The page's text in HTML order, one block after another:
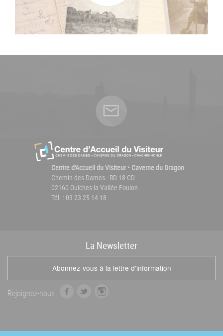
Centre d'Accueil du Visiteur • Caverne du Dragon
Chemin des Dames - RD 18 CD
02160 Oulches-la-Vallée-Foulon
Tél. : 03 23 25 14 18
La Newsletter
Abonnez-vous à la lettre d'information
Rejoignez-nous
b
t
a